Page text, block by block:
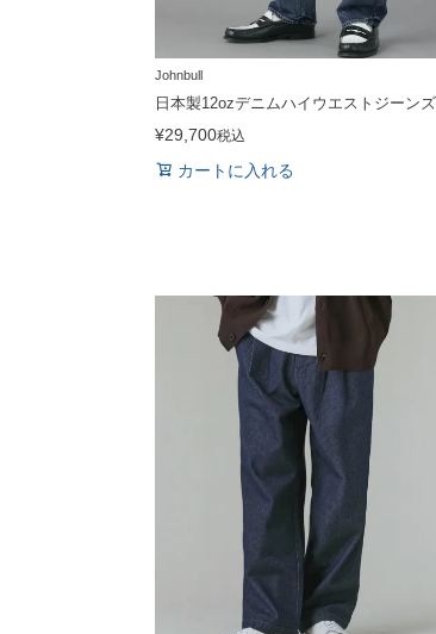
Johnbull
日本製12ozデニムハイウエストジーンズ
¥29,700税込
カートに入れる